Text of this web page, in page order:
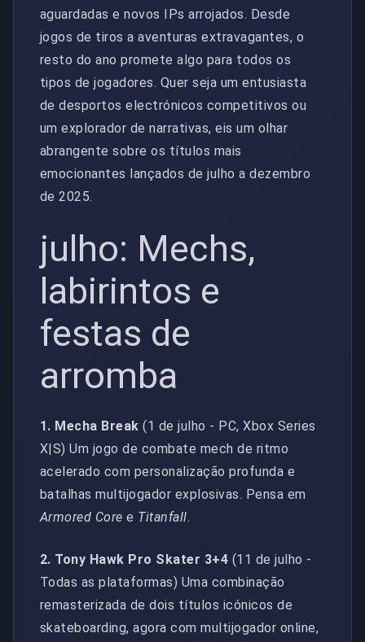
aguardadas e novos IPs arrojados. Desde
jogos de tiros a aventuras extravagantes, o
resto do ano promete algo para todos os
tipos de jogadores. Quer seja um entusiasta
de desportos electrónicos competitivos ou
um explorador de narrativas, eis um olhar
abrangente sobre os títulos mais
emocionantes lançados de julho a dezembro
de 2025.
julho: Mechs,
labirintos e
festas de
arromba
1. Mecha Break (1 de julho - PC, Xbox Series
X|S) Um jogo de combate mech de ritmo
acelerado com personalização profunda e
batalhas multijogador explosivas. Pensa em
Armored Core e Titanfall.
2. Tony Hawk Pro Skater 3+4 (11 de julho -
Todas as plataformas) Uma combinação
remasterizada de dois títulos icónicos de
skateboarding, agora com multijogador online,